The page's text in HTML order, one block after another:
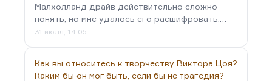
Малхолланд драйв действительно сложно
понять, но мне удалось его расшифровать:…
31 июля, 14:05
Как вы относитесь к творчеству Виктора Цоя?
Каким бы он мог быть, если бы не трагедия?